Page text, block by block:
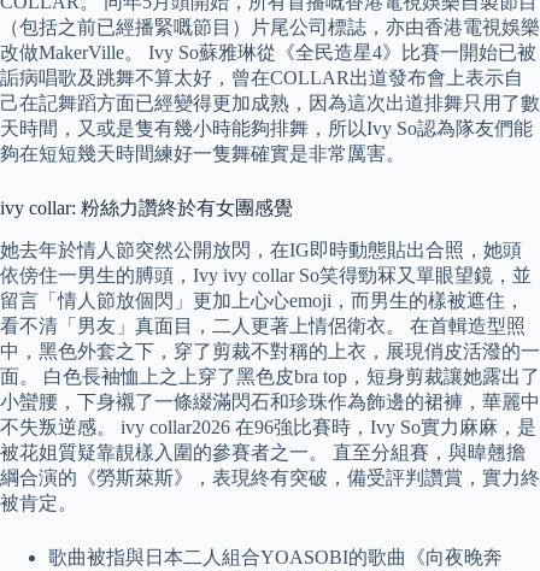
（包括之前已經播緊嘅節目）片尾公司標誌，亦由香港電視娛樂
改做MakerVille。 Ivy So蘇雅琳從《全民造星4》比賽一開始已被
詬病唱歌及跳舞不算太好，曾在COLLAR出道發布會上表示自
己在記舞蹈方面已經變得更加成熟，因為這次出道排舞只用了數
天時間，又或是隻有幾小時能夠排舞，所以Ivy So認為隊友們能
夠在短短幾天時間練好一隻舞確實是非常厲害。
ivy collar: 粉絲力讚終於有女團感覺
她去年於情人節突然公開放閃，在IG即時動態貼出合照，她頭
依傍住一男生的膊頭，Ivy ivy collar So笑得勁冧又單眼望鏡，並
留言「情人節放個閃」更加上心心emoji，而男生的樣被遮住，
看不清「男友」真面目，二人更著上情侶衛衣。 在首輯造型照
中，黑色外套之下，穿了剪裁不對稱的上衣，展現俏皮活潑的一
面。 白色長袖恤上之上穿了黑色皮bra top，短身剪裁讓她露出了
小蠻腰，下身襯了一條綴滿閃石和珍珠作為飾邊的裙褲，華麗中
不失叛逆感。 ivy collar2026 在96強比賽時，Ivy So實力麻麻，是
被花姐質疑靠靚樣入圍的參賽者之一。 直至分組賽，與暐翹擔
綱合演的《勞斯萊斯》，表現終有突破，備受評判讚賞，實力終
被肯定。
歌曲被指與日本二人組合YOASOBI的歌曲《向夜晚奔